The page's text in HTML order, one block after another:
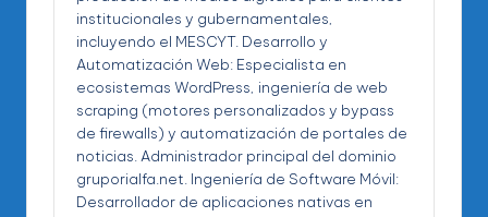
institucionales y gubernamentales,
incluyendo el MESCYT. Desarrollo y
Automatización Web: Especialista en
ecosistemas WordPress, ingeniería de web
scraping (motores personalizados y bypass
de firewalls) y automatización de portales de
noticias. Administrador principal del dominio
gruporialfa.net. Ingeniería de Software Móvil:
Desarrollador de aplicaciones nativas en